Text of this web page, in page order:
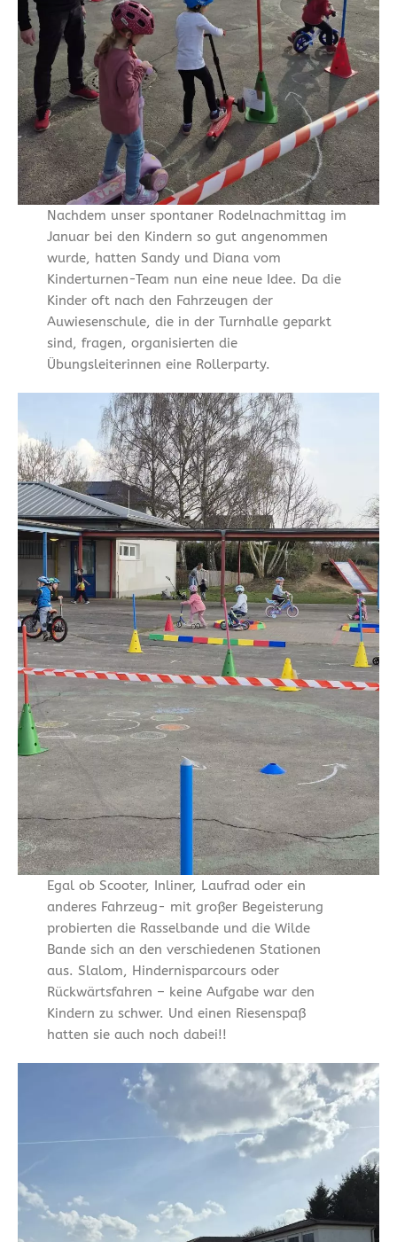
Nachdem unser spontaner Rodelnachmittag im
Januar bei den Kindern so gut angenommen
wurde, hatten Sandy und Diana vom
Kinderturnen-Team nun eine neue Idee. Da die
Kinder oft nach den Fahrzeugen der
Auwiesenschule, die in der Turnhalle geparkt
sind, fragen, organisierten die
Übungsleiterinnen eine Rollerparty.
Egal ob Scooter, Inliner, Laufrad oder ein
anderes Fahrzeug- mit großer Begeisterung
probierten die Rasselbande und die Wilde
Bande sich an den verschiedenen Stationen
aus. Slalom, Hindernisparcours oder
Rückwärtsfahren – keine Aufgabe war den
Kindern zu schwer. Und einen Riesenspaß
hatten sie auch noch dabei!!